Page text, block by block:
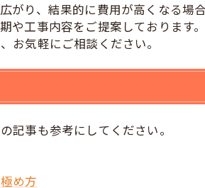
がり、結果的に費用が高くなる場
や工事内容をご提案しております
お気軽にご相談ください。
記事も参考にしてください。
め方